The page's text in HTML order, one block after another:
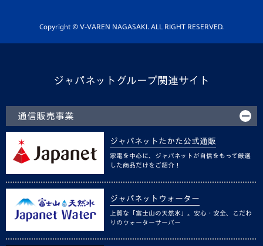
ホームタウン活動
Copyright © V-VAREN NAGASAKI. ALL RIGHT RESERVED.
ジャパネットグループ関連サイト
通信販売事業
ジャパネットたかた公式通販
家電を中心に、ジャパネットが自信をもって厳選
した商品だけをご紹介！
ジャパネットウォーター
上質な「富士山の天然水」。安心・安全、こだわ
りのウォーターサーバー